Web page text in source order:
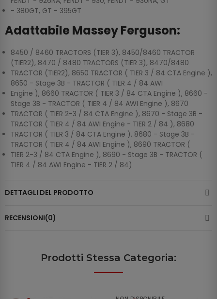
- 380GT, GT - 395GT
Adattabile Massey Ferguson:
8450 / 8460 TRACTORS (TIER 3), 8450/8460 TRACTOR
(TIER2), 8470 / 8480 TRACTORS (TIER 3), 8470/8480
TRACTOR (TIER2), 8650 TRACTOR ( TIER 3 / 84 CTA Engine ),
8650 - Stage 3B - TRACTOR ( TIER 4 / 84 AWI
Engine ), 8660 TRACTOR ( TIER 3 / 84 CTA Engine ), 8660 -
Stage 3B - TRACTOR ( TIER 4 / 84 AWI Engine ), 8670
TRACTOR ( TIER 2-3 / 84 CTA Engine ), 8670 - Stage 3B -
TRACTOR ( TIER 4 / 84 AWI Engine - TIER 2 / 84 ), 8680
TRACTOR ( TIER 3 / 84 CTA Engine ), 8680 - Stage 3B -
TRACTOR ( TIER 4 / 84 AWI Engine ), 8690 TRACTOR (
TIER 2-3 / 84 CTA Engine ), 8690 - Stage 3B - TRACTOR (
TIER 4 / 84 AWI Engine - TIER 2 / 84)
DETTAGLI DEL PRODOTTO
RECENSIONI(0)
Prodotti Stessa Categoria: